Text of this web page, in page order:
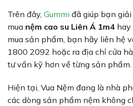
Trên đây, Gummi đã giúp bạn
mua nệm cao su Liên Á 1m4 hay
mua sản phẩm, bạn hãy liên hệ
1800 2092 hoặc ra địa chỉ cửa
tư vấn kỹ hơn về từng sản phẩm.
Hiện tại, Vua Nệm đang là nhà
các dòng sản phẩm nệm không